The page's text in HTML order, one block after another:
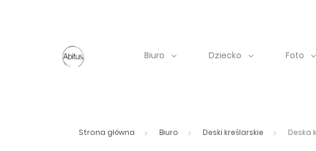
Biuro Dziecko Foto
Strona główna Biuro Deski kreślarskie Deska